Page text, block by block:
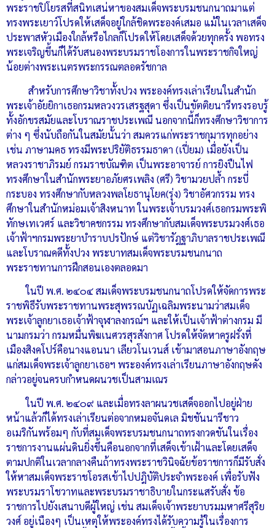
พระราชปิโยรสที่สนิทเสน่หาของสมเด็จพระบรมชนกนาถมาแต่
ทรงพระเยาว์โปรดให้เสด็จอยู่ใกล้ชิดพระองค์เสมอ แม้ในเวลาเสด็จ
ประพาสหัวเมืองใกล้หรือไกลก็โปรดให้โดยเสด็จด้วยทุกครั้ง พอทรง
พระเจริญขึ้นก็ได้รับสนองพระบรมราชโองการในพระราชกิจใหญ่
น้อยต่างพระเนตรพระกรรณตลอดรัชกาล
สำหรับการศึกษาวิชาทั้งปวง พระองค์ทรงเล่าเรียนในสำนัก
พระเจ้าอัยยิกาเธอกรมหลวงวรเสรฐสุดา ซึ่งเป็นขัตติยนารีทรงรอบรู้
ทั้งอักขรสมัยและโบราณราชประเพณี นอกจากนี้ก็ทรงศึกษาวิชาการ
ต่าง ๆ ซึ่งนับถือกันในสมัยนั้นว่า สมควรแก่พระราชกุมารทุกอย่าง
เช่น ภาษามคธ ทรงมีพระปริยัติธรรมธาดา (เปี่ยม) เมื่อยังเป็น
หลวงราชาภิรมย์ กรมราชบัณฑิต เป็นพระอาจารย์ การยิงปืนไฟ
ทรงศึกษาในสำนักพระยาอภัยศรเพลิง (ศรี) วิชามวยปล้ำ กระบี่
กระบอง ทรงศึกษากับหลวงพลโยธานุโยค(รุ่ง) วิชาอัศวกรรม ทรง
ศึกษาในสำนักหม่อมเจ้าสิงหนาท ในพระเจ้าบรมวงศ์เธอกรมพระพิ
ทักษเทเวศร์ และวิชาคชกรรม ทรงศึกษากับสมเด็จพระบรมวงศ์เธอ
เจ้าฟ้าฯกรมพระยาบำราบปรปักษ์ แต่วิชารัฎฐาภิบาลราชประเพณี
และโบราณคดีทั้งปวง พระบาทสมเด็จพระบรมชนกนาถ
พระราชทานการฝึกสอนเองตลอดมา
ในปี พ.ศ. ๒๔๐๔ สมเด็จพระบรมชนกนาถโปรดให้จัดการพระ
ราชพิธีรับพระราชทานพระสุพรรณบัฏเฉลิมพระนามว่าสมเด็จ
พระเจ้าลูกยาเธอเจ้าฟ้าจุฬาลงกรณ์ฯ และให้เป็นเจ้าฟ้าต่างกรม มี
นามกรมว่า กรมหมื่นพิฆเนศวรสุรสังกาศ โปรดให้จัดหาครูฝรั่งที่
เมืองสิงคโปร์คือนางแอนนา เลียวโนเวนส์ เข้ามาสอนภาษาอังกฤษ
แก่สมเด็จพระเจ้าลูกยาเธอฯ พระองค์ทรงเล่าเรียนภาษาอังกฤษดัง
กล่าวอยู่จนครบกำหนดผนวชเป็นสามเณร
ในปี พ.ศ. ๒๔๐๙ และเมื่อทรงลาผนวชเสด็จออกไปอยู่ฝ่าย
หน้าแล้วก็ได้ทรงเล่าเรียนต่อจากหมอจันดเล มิชชันนารีชาว
อเมริกันพร้อมๆ กับที่สมเด็จพระบรมชนกนาถทรงกวดขันในเรื่อง
ราชการงานแผ่นดินยิ่งขึ้นคือนอกจากที่เสด็จเข้าเฝ้าและโดยเสด็จ
ตามปกติในเวลากลางคืนถ้าทรงพระราชวินิจฉัยข้อราชการก็มีรับสั่ง
ให้หาสมเด็จพระราชโอรสเข้าไปปฎิบัติประจำพระองค์ เพื่อรับฟัง
พระบรมราโชวาทและพระบรมราชาธิบายในกระแสรับสั่ง ข้อ
ราชการไปยังเสนาบดีผู้ใหญ่ เช่น สมเด็จเจ้าพระยาบรมมหาศรีสุริย
วงศ์ อยู่เนืองๆ เป็นเหตุให้พระองค์ทรงได้รับความรู้ในเรื่องการ